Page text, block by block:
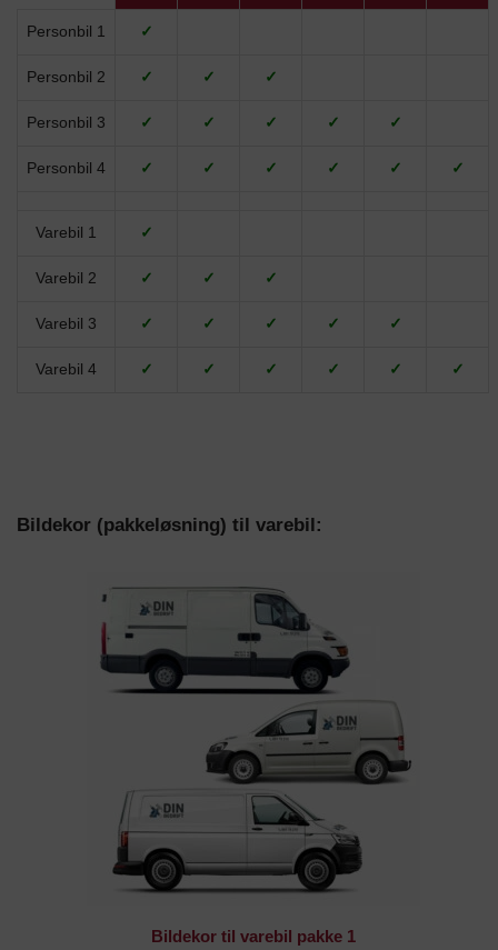
Personbil 1 ✓
Personbil 2 ✓ ✓ ✓
Personbil 3 ✓ ✓ ✓ ✓ ✓
Personbil 4 ✓ ✓ ✓ ✓ ✓ ✓
Varebil 1 ✓
Varebil 2 ✓ ✓ ✓
Varebil 3 ✓ ✓ ✓ ✓ ✓
Varebil 4 ✓ ✓ ✓ ✓ ✓ ✓
Bildekor (pakkeløsning) til varebil:
Bildekor til varebil pakke 1